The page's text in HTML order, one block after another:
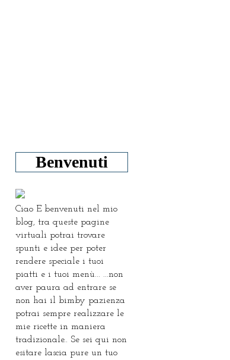
Benvenuti
Ciao E benvenuti nel mio
blog, tra queste pagine
virtuali potrai trovare
spunti e idee per poter
rendere speciale i tuoi
piatti e i tuoi menù... ...non
aver paura ad entrare se
non hai il bimby pazienza
potrai sempre realizzare le
mie ricette in maniera
tradizionale.. Se sei qui non
esitare lascia pure un tuo